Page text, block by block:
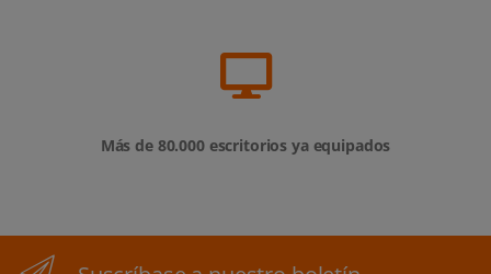
Más de 80.000 escritorios ya equipados